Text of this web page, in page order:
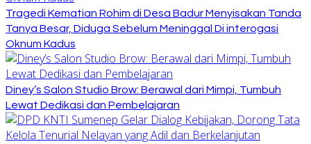
Tragedi Kematian Rohim di Desa Badur Menyisakan Tanda
Tanya Besar, Diduga Sebelum Meninggal Di interogasi
Oknum Kadus
Diney’s Salon Studio Brow: Berawal dari Mimpi, Tumbuh
Lewat Dedikasi dan Pembelajaran